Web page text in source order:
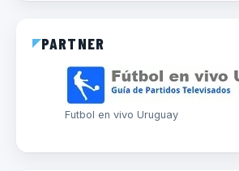
PARTNER
Futbol en vivo Uruguay